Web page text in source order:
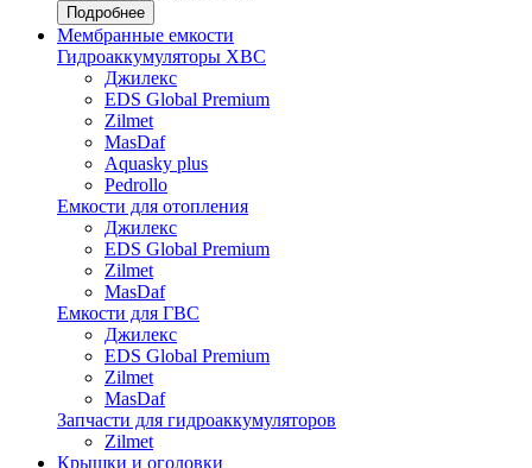
Подробнее
Мембранные емкости
Гидроаккумуляторы ХВС
Джилекс
EDS Global Premium
Zilmet
MasDaf
Aquasky plus
Pedrollo
Емкости для отопления
Джилекс
EDS Global Premium
Zilmet
MasDaf
Емкости для ГВС
Джилекс
EDS Global Premium
Zilmet
MasDaf
Запчасти для гидроаккумуляторов
Zilmet
Крышки и оголовки